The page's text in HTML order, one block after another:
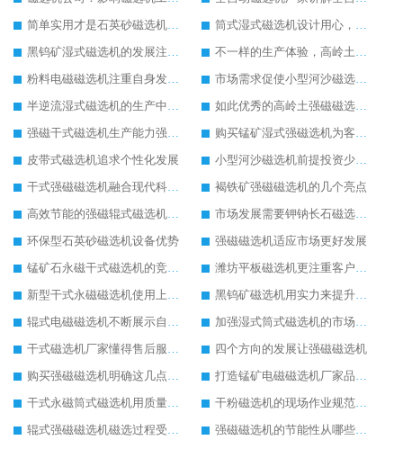
简单实用才是石英砂磁选机发展的核心
筒式湿式磁选机设计用心，果断买入
黑钨矿湿式磁选机的发展注重自身服务
不一样的生产体验，高岭土磁选机
粉料电磁磁选机注重自身发展追求好品质
市场需求促使小型河沙磁选机更好发展
半逆流湿式磁选机的生产中重点抓创新
如此优秀的高岭土强磁磁选机您确定不购买吗
强磁干式磁选机生产能力强留住更多客户
购买锰矿湿式强磁选机为客户带来效益
皮带式磁选机追求个性化发展
小型河沙磁选机前提投资少收益快
干式强磁磁选机融合现代科技生产技术
褐铁矿强磁磁选机的几个亮点
高效节能的强磁辊式磁选机生产更环保
市场发展需要钾钠长石磁选机的配合
环保型石英砂磁选机设备优势
强磁磁选机适应市场更好发展
锰矿石永磁干式磁选机的竞争在实力的对决上
潍坊平板磁选机更注重客户体验
新型干式永磁磁选机使用上的优势
黑钨矿磁选机用实力来提升自己能力
辊式电磁磁选机不断展示自己的生产特色
加强湿式筒式磁选机的市场发展能力
干式磁选机厂家懂得售后服务的重要性
四个方向的发展让强磁磁选机
购买强磁磁选机明确这几点才好出手
打造锰矿电磁磁选机厂家品牌影响力
干式永磁筒式磁选机用质量推动市场发展
干粉磁选机的现场作业规范应明确
辊式强磁磁选机磁选过程受哪三点关键因素的影响
强磁磁选机的节能性从哪些方面实现